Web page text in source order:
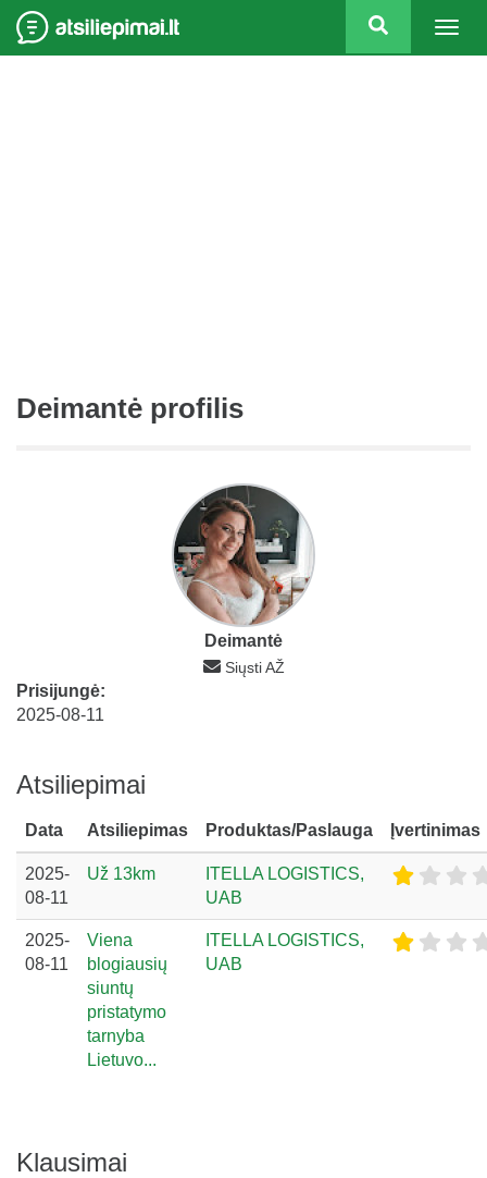
Deimantė profilis
Deimantė
Siųsti AŽ
Prisijungė:
2025-08-11
Atsiliepimai
Data Atsiliepimas Produktas/Paslauga Įvertinimas
2025-
08-11
Už 13km
ITELLA LOGISTICS,
UAB
2025-
08-11
Viena
blogiausių
siuntų
pristatymo
tarnyba
Lietuvo...
ITELLA LOGISTICS,
UAB
Klausimai